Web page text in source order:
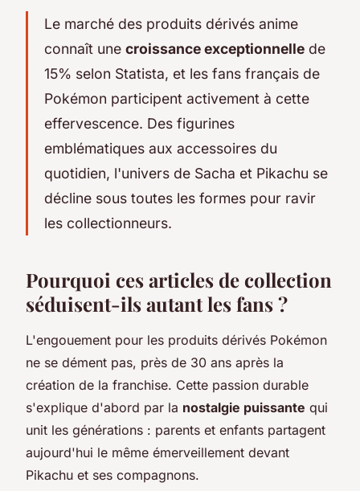
Le marché des produits dérivés anime
connaît une croissance exceptionnelle de
15% selon Statista, et les fans français de
Pokémon participent activement à cette
effervescence. Des figurines
emblématiques aux accessoires du
quotidien, l'univers de Sacha et Pikachu se
décline sous toutes les formes pour ravir
les collectionneurs.
Pourquoi ces articles de collection
séduisent-ils autant les fans ?
L'engouement pour les produits dérivés Pokémon
ne se dément pas, près de 30 ans après la
création de la franchise. Cette passion durable
s'explique d'abord par la nostalgie puissante qui
unit les générations : parents et enfants partagent
aujourd'hui le même émerveillement devant
Pikachu et ses compagnons.